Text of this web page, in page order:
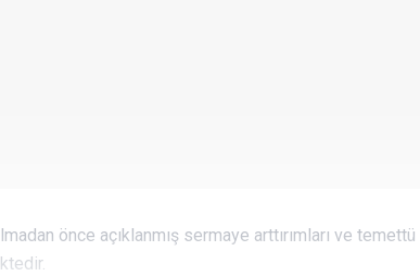
önce açıklanmış sermaye arttırımları ve temettü